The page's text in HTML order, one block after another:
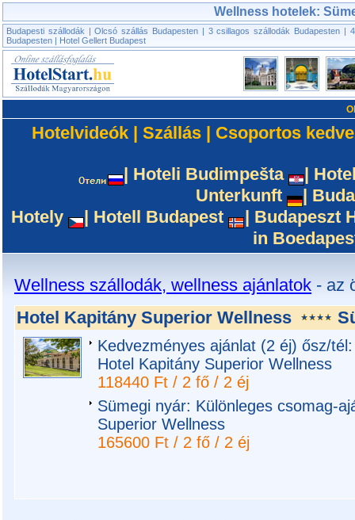
Wellness hotelek:
Budapesti szállodák |Olcsó szállás Budapesten| 3 csillagos szállodák Budapesten|
Budapesten | Hotel Gellert Budapest
Hotelvideók | Szállás | Csoportos
| Hoteli Budimpešta |
Unterkunft
|
Hotely
| Hotell Budapest | Budapeszt
in
Wellness szállodák, wellness ajánlatok - az
Hotel Kapitány Superior Wellness
Kedvezményes ajánlat (2 éj) ősz/
Hotel Kapitány Superior Wellness
118440 Ft / 2 fő / 2 éj
Sümegi nyár: Különleges csomag-
Superior Wellness
165600 Ft / 2 fő / 2 éj